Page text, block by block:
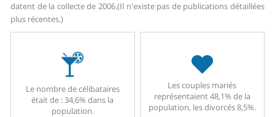
datent de la collecte de 2006.(Il n'existe pas de publications détaillées
plus récentes.)
Le nombre de célibataires
était de : 34,6% dans la
population.
Les couples mariés
représentaient 48,1% de la
population, les divorcés 8,5%.